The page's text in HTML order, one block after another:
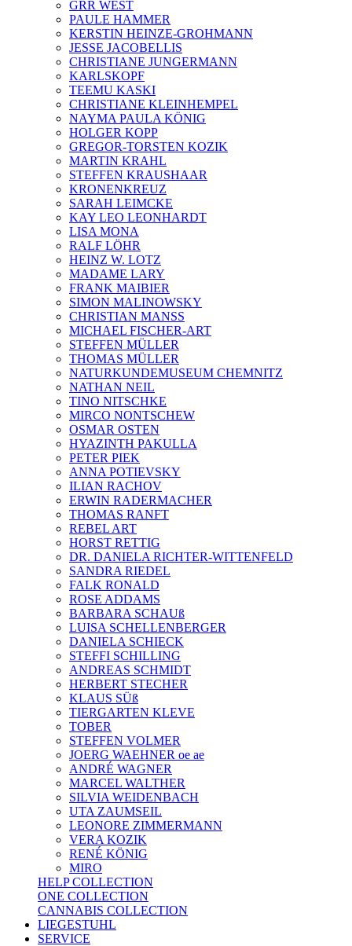
GRR WEST
PAULE HAMMER
KERSTIN HEINZE-GROHMANN
JESSE JACOBELLIS
CHRISTIANE JUNGERMANN
KARLSKOPF
TEEMU KASKI
CHRISTIANE KLEINHEMPEL
NAYMA PAULA KÖNIG
HOLGER KOPP
GREGOR-TORSTEN KOZIK
MARTIN KRAHL
STEFFEN KRAUSHAAR
KRONENKREUZ
SARAH LEIMCKE
KAY LEO LEONHARDT
LISA MONA
RALF LÖHR
HEINZ W. LOTZ
MADAME LARY
FRANK MAIBIER
SIMON MALINOWSKY
CHRISTIAN MANSS
MICHAEL FISCHER-ART
STEFFEN MÜLLER
THOMAS MÜLLER
NATURKUNDEMUSEUM CHEMNITZ
NATHAN NEIL
TINO NITSCHKE
MIRCO NONTSCHEW
OSMAR OSTEN
HYAZINTH PAKULLA
PETER PIEK
ANNA POTIEVSKY
ILIAN RACHOV
ERWIN RADERMACHER
THOMAS RANFT
REBEL ART
HORST RETTIG
DR. DANIELA RICHTER-WITTENFELD
SANDRA RIEDEL
FALK RONALD
ROSE ADDAMS
BARBARA SCHAUß
LUISA SCHELLENBERGER
DANIELA SCHIECK
STEFFI SCHILLING
ANDREAS SCHMIDT
HERBERT STECHER
KLAUS SÜß
TIERGARTEN KLEVE
TOBER
STEFFEN VOLMER
JOERG WAEHNER oe ae
ANDRÉ WAGNER
MARCEL WALTHER
SILVIA WEIDENBACH
UTA ZAUMSEIL
LEONORE ZIMMERMANN
VERA KOZIK
RENÉ KÖNIG
MIRO
HELP COLLECTION
ONE COLLECTION
CANNABIS COLLECTION
LIEGESTUHL
SERVICE